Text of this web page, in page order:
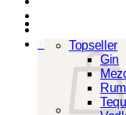
Topseller
Gin
Rum